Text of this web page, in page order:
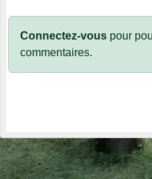
Connectez-vous pour
commentaires.